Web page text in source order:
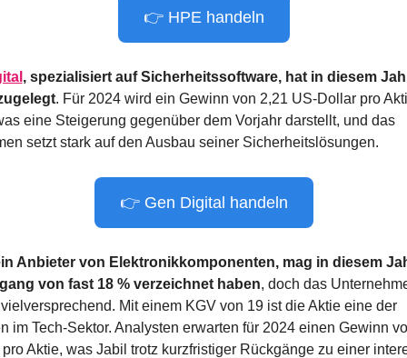
👉 HPE handeln
, spezialisiert auf Sicherheitssoftware, hat in diesem
. Für 2024 wird ein Gewinn von 2,21 US-Dollar pro
eine Steigerung gegenüber dem Vorjahr darstellt, und das
setzt stark auf den Ausbau seiner Sicherheitslösungen.
👉 Gen Digital handeln
Anbieter von Elektronikkomponenten, mag in diesem
von fast 18 % verzeichnet haben, doch das
Mit einem KGV von 19 ist die Aktie eine der
im Tech-Sektor. Analysten erwarten für 2024 einen Gewinn
Aktie, was Jabil trotz kurzfristiger Rückgänge zu einer